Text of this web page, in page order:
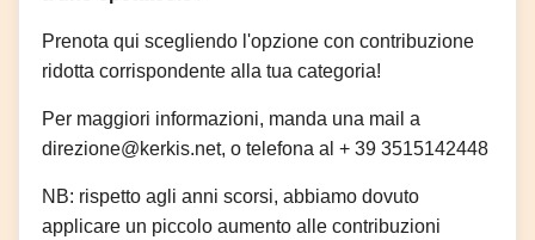
Prenota qui scegliendo l'opzione con contribuzione
ridotta corrispondente alla tua categoria!
Per maggiori informazioni, manda una mail a
direzione@kerkis.net, o telefona al + 39 3515142448
NB: rispetto agli anni scorsi, abbiamo dovuto
applicare un piccolo aumento alle contribuzioni